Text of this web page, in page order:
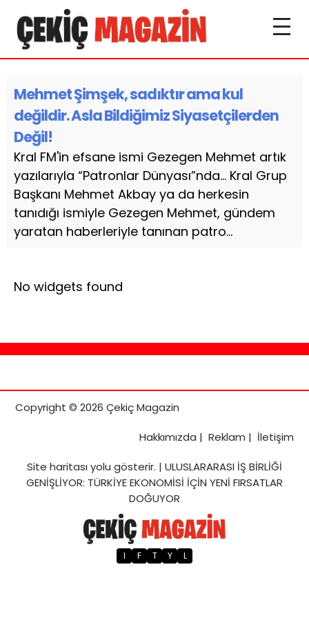
Mehmet Şimşek, sadıktır ama kul
değildir. Asla Bildiğimiz Siyasetçilerden
Değil!
Kral FM'in efsane ismi Gezegen Mehmet artık
yazılarıyla “Patronlar Dünyası”nda… Kral Grup
Başkanı Mehmet Akbay ya da herkesin
tanıdığı ismiyle Gezegen Mehmet, gündem
yaratan haberleriyle tanınan patro...
No widgets found
Copyright © 2026 Çekiç Magazin
Hakkımızda | Reklam | İletişim
Site haritasıyolu gösterir. | ULUSLARARASI İŞ BİRLİĞİ
GENİŞLİYOR: TÜRKİYE EKONOMİSİ İÇİN YENİ FIRSATLAR
DOĞUYOR
I F T Y L